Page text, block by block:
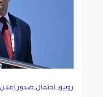
روبيو: احتمال صدور